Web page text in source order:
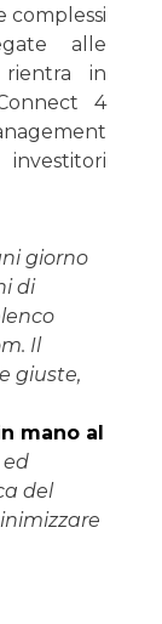
complessi
alle
in
4
giorno
di
Il
giuste,
mano al
ed
del